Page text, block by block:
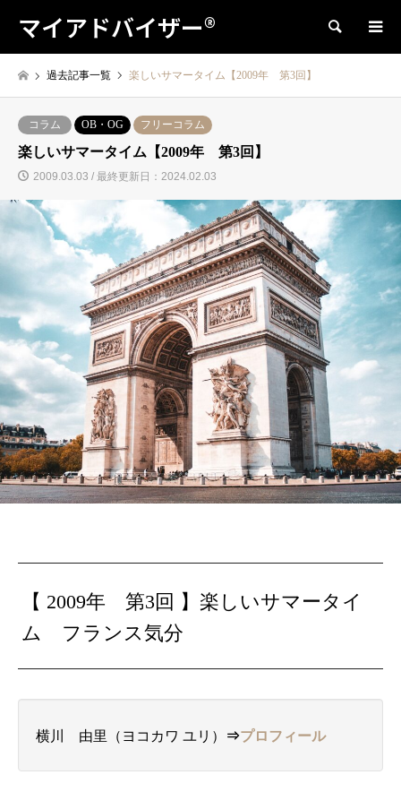
マイアドバイザー® 検索
過去記事一覧 楽しいサマータイム【2009年 第3回】
コラム OB・OG フリーコラム
楽しいサマータイム【2009年 第3回】
2009.03.03 / 最終更新日：2024.02.03
【 2009年 第3回 】 楽しいサマータイ
ム フランス気分
横川 由里（ヨコカワ ユリ） ⇒プロフィール